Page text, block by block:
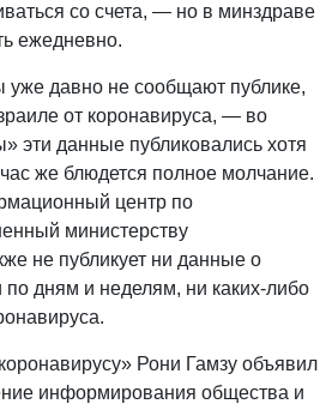
со счета, — но в минздраве
ежедневно.
уже давно не сообщают публике,
от коронавируса, — во
эти данные публиковались хотя
же блюдется полное молчание.
центр по
министерству
не публикует ни данные о
по дням и неделям, ни каких-либо
Рони Гамзу объявил
информирования общества и